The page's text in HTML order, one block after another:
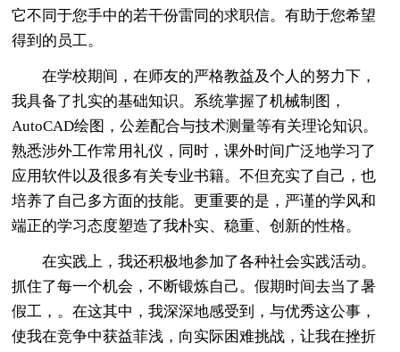
它不同于您手中的若干份雷同的求职信。有助于您希望
得到的员工。
在学校期间，在师友的严格教益及个人的努力下，
我具备了扎实的基础知识。系统掌握了机械制图，
AutoCAD绘图，公差配合与技术测量等有关理论知识。
熟悉涉外工作常用礼仪，同时，课外时间广泛地学习了
应用软件以及很多有关专业书籍。不但充实了自己，也
培养了自己多方面的技能。更重要的是，严谨的学风和
端正的学习态度塑造了我朴实、稳重、创新的性格。
在实践上，我还积极地参加了各种社会实践活动。
抓住了每一个机会，不断锻炼自己。假期时间去当了暑
假工，。在这其中，我深深地感受到，与优秀这公事，
使我在竞争中获益菲浅，向实际困难挑战，让我在挫折